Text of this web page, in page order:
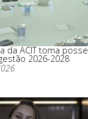
da ACIT toma posse
2026-2028